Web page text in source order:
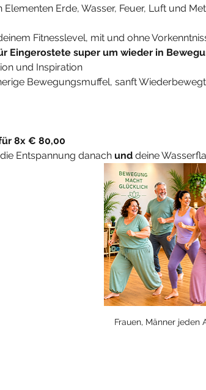
Erde, Wasser, Feuer, Luft und
Fitnesslevel, mit und ohne
Eingerostete super um wieder in
und Inspiration
Bewegungsmuffel, sanft
für 8x € 80,00
Entspannung danach und deine
Frauen, Männer jeden